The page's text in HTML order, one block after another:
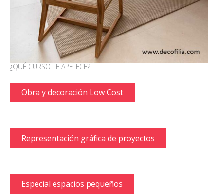
¿QUÉ CURSO TE APETECE?
Obra y decoración Low Cost
Representación gráfica de proyectos
Especial espacios pequeños